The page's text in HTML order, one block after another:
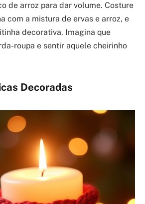
de arroz para dar volume. Costure
com a mistura de ervas e arroz, e
decorativa. Imagina que
roupa e sentir aquele cheirinho
Decoradas